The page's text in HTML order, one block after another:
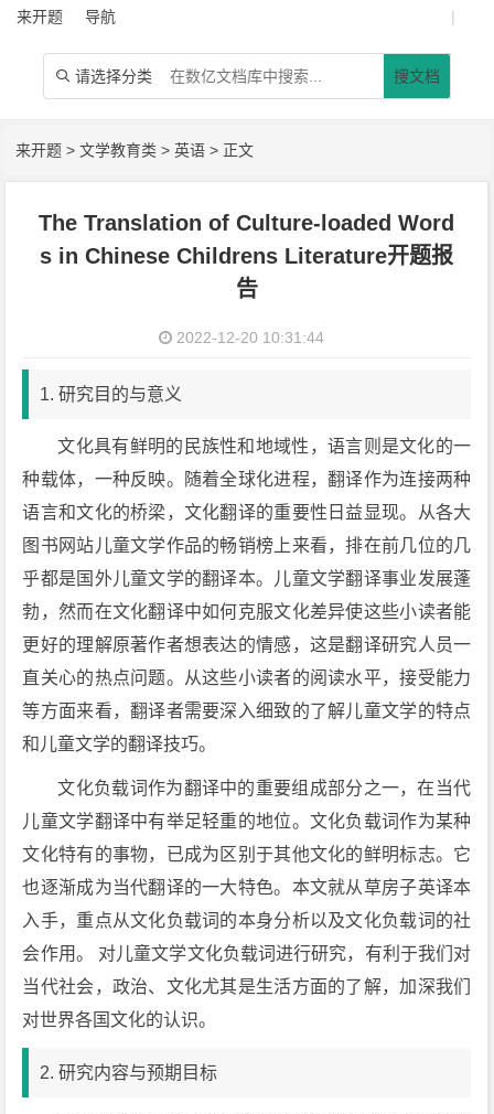
来开题 导航 |
 请选择分类 搜文档
来开题 >文学教育类 >英语 > 正文
The Translation of Culture-loaded Word
s in Chinese Childrens Literature开题报
告
2022-12-20 10:31:44
1. 研究目的与意义
文化具有鲜明的民族性和地域性，语言则是文化的一
种载体，一种反映。随着全球化进程，翻译作为连接两种
语言和文化的桥梁，文化翻译的重要性日益显现。从各大
图书网站儿童文学作品的畅销榜上来看，排在前几位的几
乎都是国外儿童文学的翻译本。儿童文学翻译事业发展蓬
勃，然而在文化翻译中如何克服文化差异使这些小读者能
更好的理解原著作者想表达的情感，这是翻译研究人员一
直关心的热点问题。从这些小读者的阅读水平，接受能力
等方面来看，翻译者需要深入细致的了解儿童文学的特点
和儿童文学的翻译技巧。
文化负载词作为翻译中的重要组成部分之一，在当代
儿童文学翻译中有举足轻重的地位。文化负载词作为某种
文化特有的事物，已成为区别于其他文化的鲜明标志。它
也逐渐成为当代翻译的一大特色。本文就从草房子英译本
入手，重点从文化负载词的本身分析以及文化负载词的社
会作用。 对儿童文学文化负载词进行研究，有利于我们对
当代社会，政治、文化尤其是生活方面的了解，加深我们
对世界各国文化的认识。
2. 研究内容与预期目标